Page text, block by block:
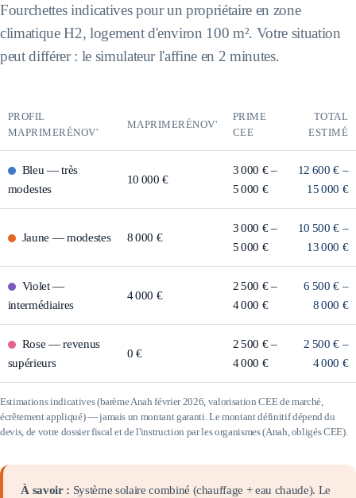
Fourchettes indicatives pour un propriétaire en zone
climatique H2, logement d'environ 100 m². Votre situation
peut différer : le simulateur l'affine en 2 minutes.
PROFIL
MAPRIMERÉNOV'
MAPRIMERÉNOV'
PRIME
CEE
TOTAL
ESTIMÉ
Bleu —très
modestes
10 000 €
3 000 € –
5 000 €
12 600 € –
15 000 €
Jaune —modestes 8 000 €
3 000 € –
5 000 €
10 500 € –
13 000 €
Violet—
intermédiaires
4 000 €
2 500 € –
4 000 €
6 500 € –
8 000 €
Rose —revenus
supérieurs
0 €
2 500 € –
4 000 €
2 500 € –
4 000 €
Estimations indicatives (barème Anah février 2026, valorisation CEE de marché,
écrêtement appliqué) — jamais un montant garanti. Le montant définitif dépend du
devis, de votre dossier fiscal et de l'instruction par les organismes (Anah, obligés CEE).
À savoir : Système solaire combiné (chauffage + eau chaude). Le